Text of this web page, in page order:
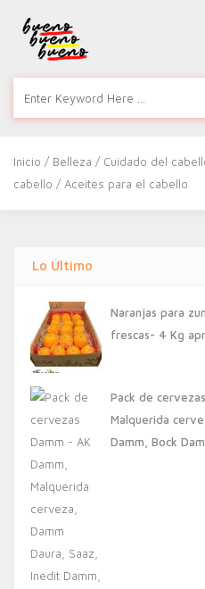
Inicio / Belleza / Cuidado del
cabello / Aceites para el cabello
Lo Último
Naranjas para
frescas- 4 Kg
Pack de
Malquerida
Damm, Bock